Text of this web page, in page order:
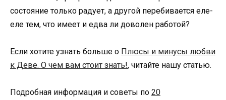
состояние только радует, а другой перебивается еле-
еле тем, что имеет и едва ли доволен работой?
Если хотите узнать больше о Плюсы и минусы любви
к Деве. О чем вам стоит знать!, читайте нашу статью.
Подробная информация и советы по 20